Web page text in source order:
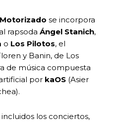
se incorpora
rapsoda Ángel Stanich,
o Los Pilotos, el
y Banin, de Los
de música compuesta
por kaOS (Asier
incluidos los conciertos,